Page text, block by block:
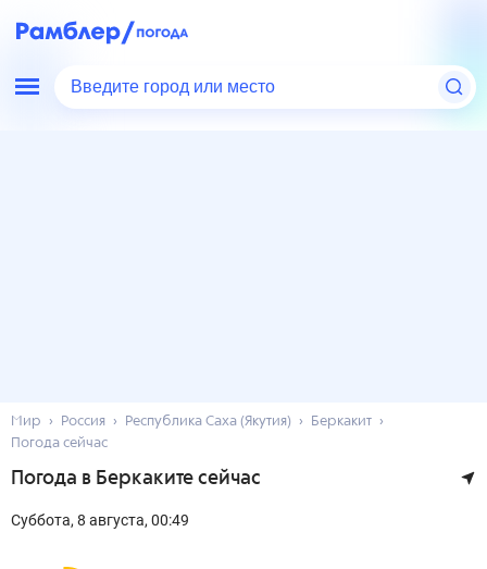
Введите город или место
Мир Россия Республика Саха (Якутия)
Беркакит
Погода сейчас
Погода в Беркаките сейчас
Суббота, 8 августа, 00:49